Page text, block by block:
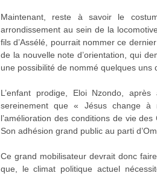
Maintenant, reste à savoir le
arrondissement au sein de la
fils d’Assélé, pourrait nommer ce
de la nouvelle note d’orientation, qui
une possibilité de nommé quelques uns
L’enfant prodige, Eloi Nzondo,
sereinement que « Jésus change à
l’amélioration des conditions de vie
Son adhésion grand public au parti
Ce grand mobilisateur devrait donc
que, le climat politique actuel